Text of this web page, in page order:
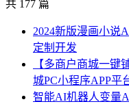
共 177 篇
2024新版漫画小说
定制开发
【多商户商城一键
城PC小程序APP平
智能AI机器人变量